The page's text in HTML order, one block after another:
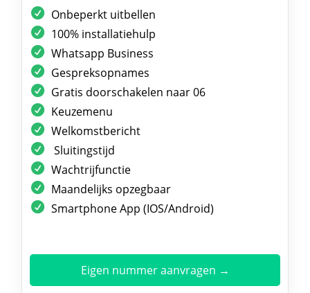
Onbeperkt uitbellen
100% installatiehulp
Whatsapp Business
Gespreksopnames
Gratis doorschakelen naar 06
Keuzemenu
Welkomstbericht
Sluitingstijd
Wachtrijfunctie
Maandelijks opzegbaar
Smartphone App (IOS/Android)
Eigen nummer aanvragen →